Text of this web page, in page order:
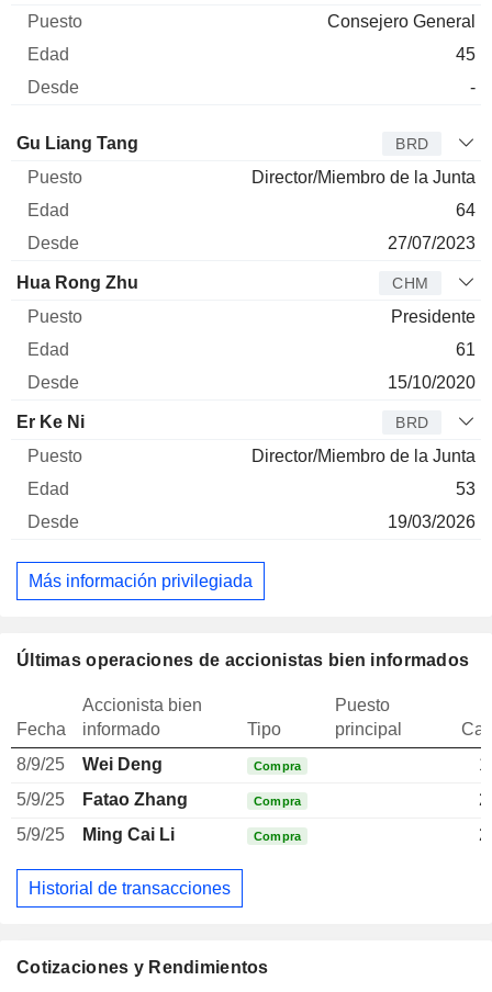
Cotizaciones y Rendimientos
Consejero General
45
-
Administrador Puesto
Gu Liang Tang BRD
Director/Miembro de la Junta
64
27/07/2023
Hua Rong Zhu CHM
Presidente
61
15/10/2020
Er Ke Ni BRD
Director/Miembro de la Junta
53
19/03/2026
Más información privilegiada
Últimas operaciones de accionistas bien informados
Fecha
Accionista bien
informado
Tipo
Puesto
principal
8/9/25
Wei Deng Compra
5/9/25
Fatao Zhang Compra
5/9/25
Ming Cai Li Compra
Historial de transacciones